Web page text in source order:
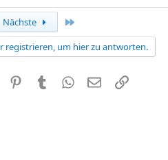
Nächste
registrieren, um hier zu antworten.
PinterestTumblr WhatsApp
E-MailLink